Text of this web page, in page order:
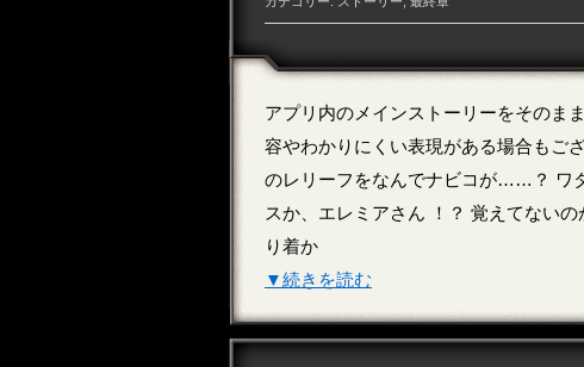
アプリ内のメインストーリーをそのま
容やわかりにくい表現がある場合もご
のレリーフをなんでナビコが……？ ワ
スか、エレミアさん ！？ 覚えてない
り着か
▼続きを読む